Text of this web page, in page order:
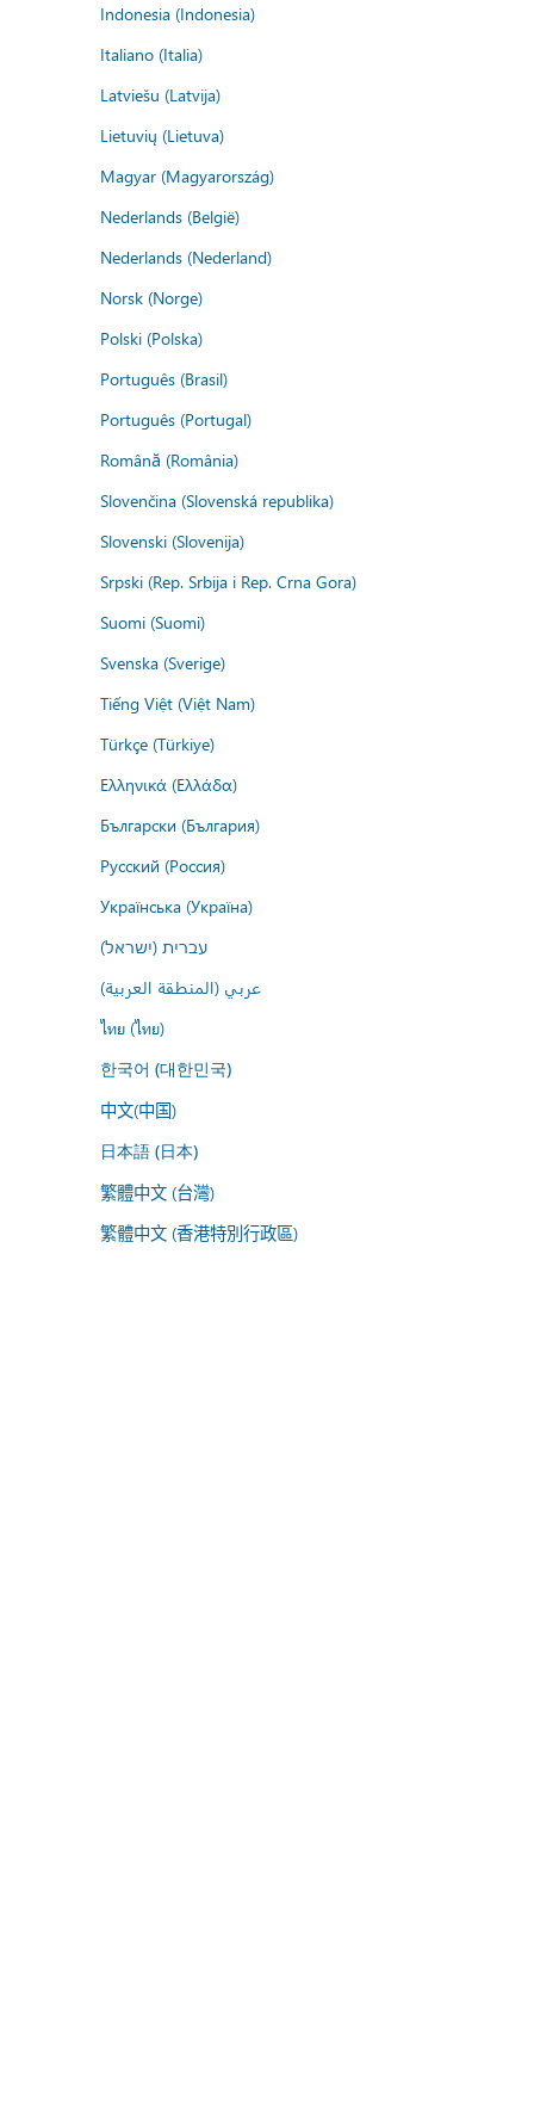
Indonesia (Indonesia)
Italiano (Italia)
Latviešu (Latvija)
Lietuvių (Lietuva)
Magyar (Magyarország)
Nederlands (België)
Nederlands (Nederland)
Norsk (Norge)
Polski (Polska)
Português (Brasil)
Português (Portugal)
Română (România)
Slovenčina (Slovenská republika)
Slovenski (Slovenija)
Srpski (Rep. Srbija i Rep. Crna Gora)
Suomi (Suomi)
Svenska (Sverige)
Tiếng Việt (Việt Nam)
Türkçe (Türkiye)
Ελληνικά (Ελλάδα)
Български (България)
Русский (Россия)
Українська (Україна)
עברית (ישראל)
عربي (المنطقة العربية)
ไทย (ไทย)
한국어 (대한민국)
中文(中国)
日本語 (日本)
繁體中文 (台灣)
繁體中文 (香港特別行政區)